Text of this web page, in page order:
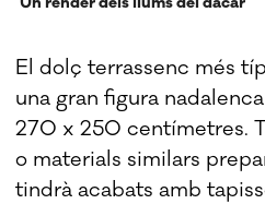
El dolç terrassenc més
una gran figura
270 x 250 centímetres.
o materials similars
tindrà acabats amb